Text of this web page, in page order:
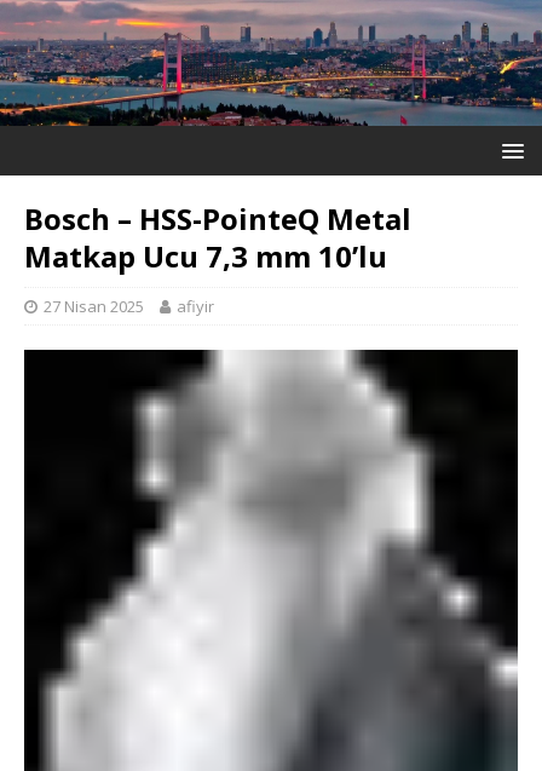
Bosch – HSS-PointeQ Metal
Matkap Ucu 7,3 mm 10’lu
27 Nisan 2025 afiyir